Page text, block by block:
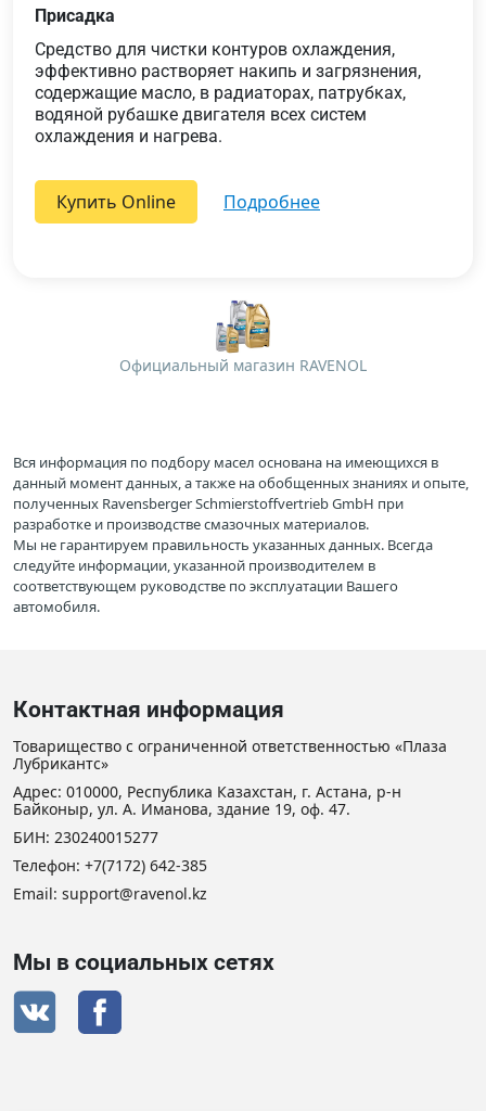
Присадка
Средство для чистки контуров охлаждения,
эффективно растворяет накипь и загрязнения,
содержащие масло, в радиаторах, патрубках,
водяной рубашке двигателя всех систем
охлаждения и нагрева.
Купить Online подробнее
Официальный магазин RAVENOL
Вся информация по подбору масел основана на имеющихся в
данный момент данных, а также на обобщенных знаниях и опыте,
полученных Ravensberger Schmierstoffvertrieb GmbH при
разработке и производстве смазочных материалов.
Мы не гарантируем правильность указанных данных. Всегда
следуйте информации, указанной производителем в
соответствующем руководстве по эксплуатации Вашего
автомобиля.
Контактная информация
Товарищество с ограниченной ответственностью «Плаза
Лубрикантс»
Адрес: 010000, Республика Казахстан, г. Астана, р-н
Байконыр, ул. А. Иманова, здание 19, оф. 47.
БИН: 230240015277
Телефон: +7(7172) 642-385
Email: support@ravenol.kz
Мы в социальных сетях